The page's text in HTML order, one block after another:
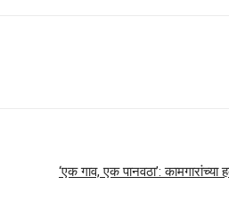
‘एक गाव, एक पानवठा’: